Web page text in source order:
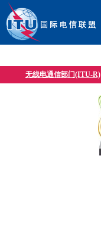
无线电通信部门(ITU-R)